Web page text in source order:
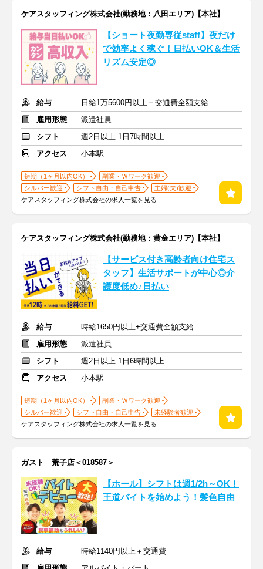
ケアスタッフィング株式会社(勤務地：八田エリア)【本社】
【ショート夜勤専従staff】夜だけ
で効率よく稼ぐ！日払いOK＆生活
リズム安定◎
給与
日給1万5600円以上＋交通費全額支給
雇用形態
派遣社員
シフト
週2日以上 1日7時間以上
アクセス
小本駅
短期（1ヶ月以内OK）
副業・Ｗワーク歓迎
シルバー歓迎
シフト自由・自己申告
主婦(夫)歓迎
ケアスタッフィング株式会社の求人一覧を見る
ケアスタッフィング株式会社(勤務地：黄金エリア)【本社】
【サービス付き高齢者向け住宅ス
タッフ】生活サポートが中心◎介
護度低め♪日払い
給与
時給1650円以上+交通費全額支給
雇用形態
派遣社員
シフト
週2日以上 1日6時間以上
アクセス
小本駅
短期（1ヶ月以内OK）
副業・Ｗワーク歓迎
シルバー歓迎
シフト自由・自己申告
未経験者歓迎
ケアスタッフィング株式会社の求人一覧を見る
ガスト 荒子店＜018587＞
【ホール】シフトは週1/2h～OK！
王道バイトを始めよう！髪色自由
給与
時給1140円以上＋交通費